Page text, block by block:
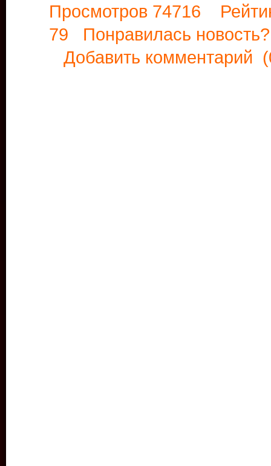
Просмотров 74716
79 Понравилась
Добавить комментарий